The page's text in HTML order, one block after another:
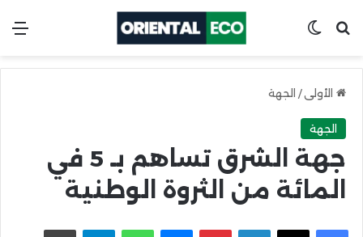
ابحث عنSwitch skin
الأولى / الجهة
الجهة
جهة الشرق تساهم بـ 5 في
المائة من الثروة الوطنية
Facebook
X
LinkedIn
Pinterest
Messenger
WhatsApp
Telegramاطبعها